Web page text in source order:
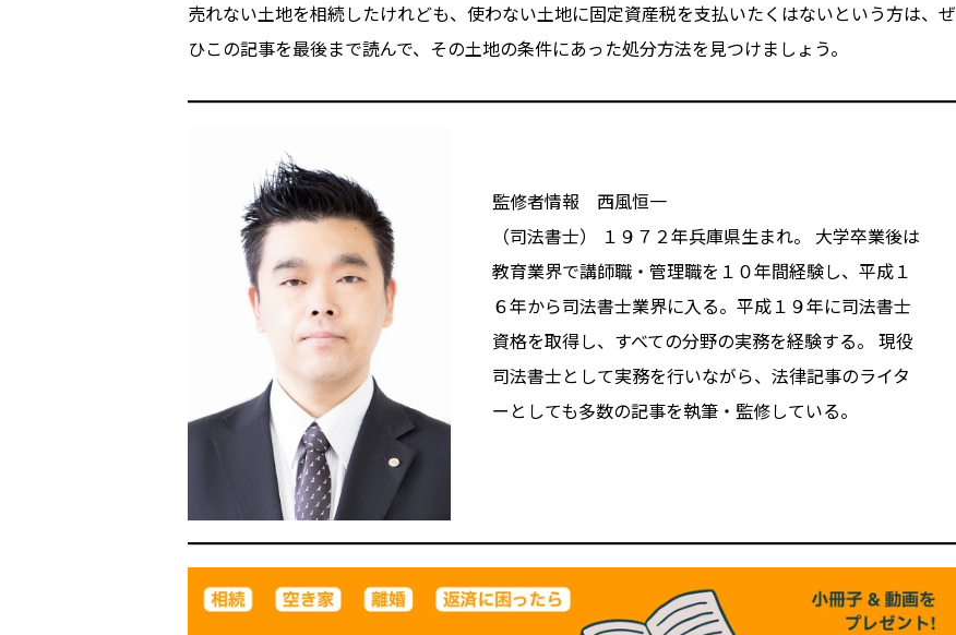
売れない土地を相続したけれども、使わない土地に固定資産税を支払いたくはないという方は、ぜ
ひこの記事を最後まで読んで、その土地の条件にあった処分方法を見つけましょう。
監修者情報 西風恒一
（司法書士） １９７２年兵庫県生まれ。 大学卒業後は
教育業界で講師職・管理職を１０年間経験し、平成１
６年から司法書士業界に入る。平成１９年に司法書士
資格を取得し、すべての分野の実務を経験する。 現役
司法書士として実務を行いながら、法律記事のライタ
ーとしても多数の記事を執筆・監修している。